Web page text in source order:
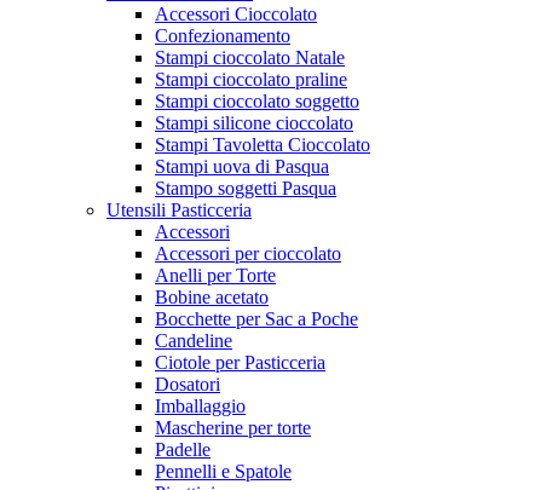
Accessori Cioccolato
Confezionamento
Stampi cioccolato Natale
Stampi cioccolato praline
Stampi cioccolato soggetto
Stampi silicone cioccolato
Stampi Tavoletta Cioccolato
Stampi uova di Pasqua
Stampo soggetti Pasqua
Utensili Pasticceria
Accessori
Accessori per cioccolato
Anelli per Torte
Bobine acetato
Bocchette per Sac a Poche
Candeline
Ciotole per Pasticceria
Dosatori
Imballaggio
Mascherine per torte
Padelle
Pennelli e Spatole